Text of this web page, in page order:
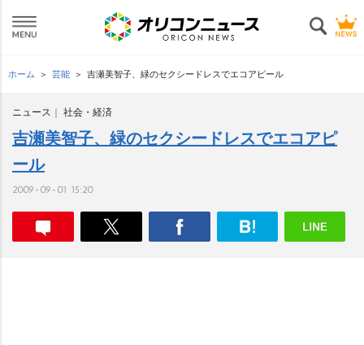
ホーム 芸能 吉瀬美智子、緑のセクシードレスでエコアピール
ニュース 社会・経済
吉瀬美智子、緑のセクシードレスでエコアピ
ール
2009-09-01 15:20